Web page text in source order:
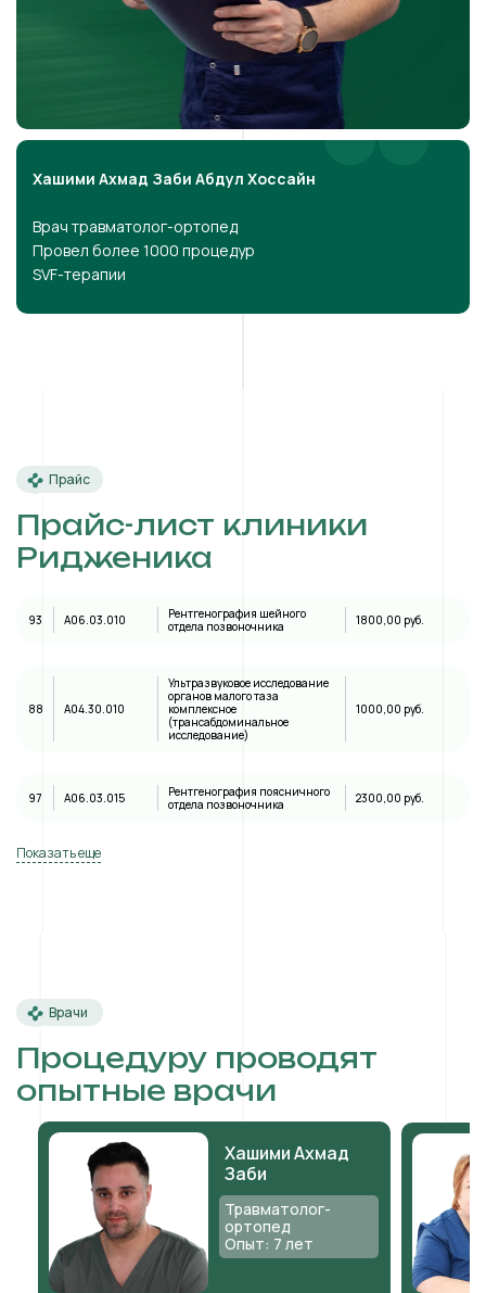
Хашими Ахмад Заби Абдул Хоссайн
Врач травматолог-ортопед
Провел более 1000 процедур
SVF-терапии
Прайс
Прайс-лист клиники
Ридженика
93 A06.03.010
Рентгенография шейного
отдела позвоночника
1800,00 руб.
88 А04.30.010
Ультразвуковое исследование
органов малого таза
комплексное
(трансабдоминальное
исследование)
1000,00 руб.
97 A06.03.015
Рентгенография поясничного
отдела позвоночника
2300,00 руб.
Показать еще
Врачи
Процедуру проводят
опытные врачи
Хашими Ахмад
Заби
Травматолог-
ортопед
Опыт: 7 лет